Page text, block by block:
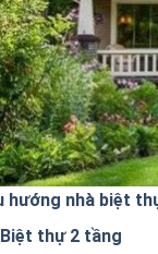
hướng nhà biệt
Biệt thự 2 tầng